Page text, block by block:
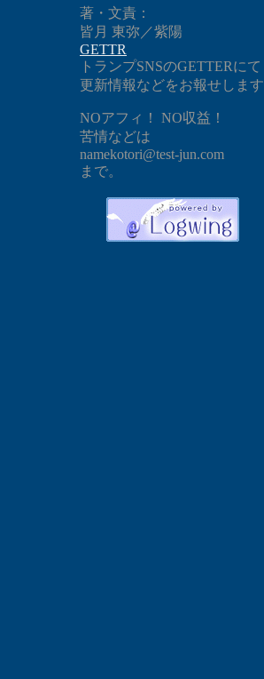
著・文責：
皆月 東弥／紫陽
GETTR
トランプSNSのGETTERにて
更新情報などをお報せします
NOアフィ！ NO収益！
苦情などは
namekotori@test-jun.com
まで。